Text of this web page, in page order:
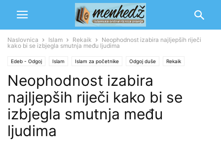
Naslovnica Islam Rekaik
Neophodnost izabira najljepših riječi
kako bi se izbjegla smutnja među ljudima
Edeb - Odgoj Islam Islam za početnike Odgoj duše Rekaik
Multimedija
Neophodnost izabira
najljepših riječi kako bi se
izbjegla smutnja među
ljudima